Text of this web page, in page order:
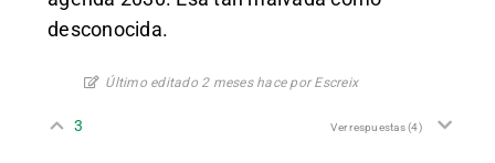
desconocida.
Último editado 2 meses hace por Escreix
3 Ver respuestas(4)